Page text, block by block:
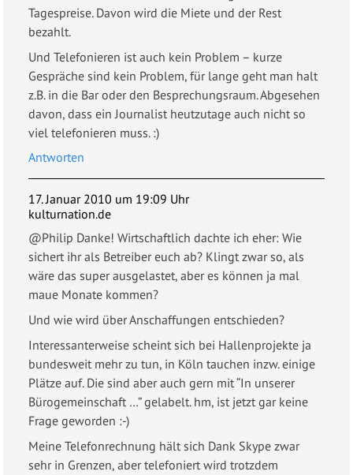
Tagespreise. Davon wird die Miete und der Rest
bezahlt.
Und Telefonieren ist auch kein Problem – kurze
Gespräche sind kein Problem, für lange geht man halt
z.B. in die Bar oder den Besprechungsraum. Abgesehen
davon, dass ein Journalist heutzutage auch nicht so
viel telefonieren muss. :)
Antworten
17. Januar 2010 um 19:09 Uhr
kulturnation.de
@Philip Danke! Wirtschaftlich dachte ich eher: Wie
sichert ihr als Betreiber euch ab? Klingt zwar so, als
wäre das super ausgelastet, aber es können ja mal
maue Monate kommen?
Und wie wird über Anschaffungen entschieden?
Interessanterweise scheint sich bei Hallenprojekte ja
bundesweit mehr zu tun, in Köln tauchen inzw. einige
Plätze auf. Die sind aber auch gern mit “In unserer
Bürogemeinschaft …” gelabelt. hm, ist jetzt gar keine
Frage geworden :-)
Meine Telefonrechnung hält sich Dank Skype zwar
sehr in Grenzen, aber telefoniert wird trotzdem